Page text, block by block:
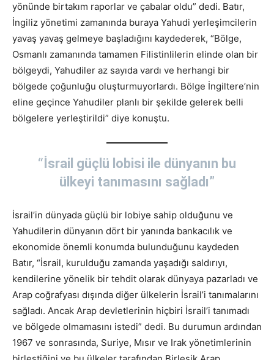
yönünde birtakım raporlar ve çabalar oldu” dedi. Batır,
İngiliz yönetimi zamanında buraya Yahudi yerleşimcilerin
yavaş yavaş gelmeye başladığını kaydederek, “Bölge,
Osmanlı zamanında tamamen Filistinlilerin elinde olan bir
bölgeydi, Yahudiler az sayıda vardı ve herhangi bir
bölgede çoğunluğu oluşturmuyorlardı. Bölge İngiltere’nin
eline geçince Yahudiler planlı bir şekilde gelerek belli
bölgelere yerleştirildi” diye konuştu.
“İsrail güçlü lobisi ile dünyanın bu
ülkeyi tanımasını sağladı”
İsrail’in dünyada güçlü bir lobiye sahip olduğunu ve
Yahudilerin dünyanın dört bir yanında bankacılık ve
ekonomide önemli konumda bulunduğunu kaydeden
Batır, “İsrail, kurulduğu zamanda yaşadığı saldırıyı,
kendilerine yönelik bir tehdit olarak dünyaya pazarladı ve
Arap coğrafyası dışında diğer ülkelerin İsrail’i tanımalarını
sağladı. Ancak Arap devletlerinin hiçbiri İsrail’i tanımadı
ve bölgede olmamasını istedi” dedi. Bu durumun ardından
1967 ve sonrasında, Suriye, Mısır ve Irak yönetimlerinin